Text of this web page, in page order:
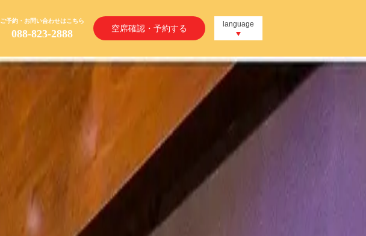
ご予約・お問い合わせはこちら
088-823-2888 空席確認・予約する language